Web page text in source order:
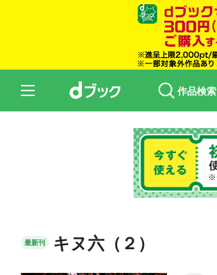
作品検索
最新刊 キヌ六（２）